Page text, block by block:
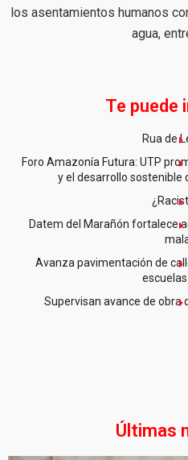
los asentamientos humanos
agua,
Te puede
Rua de
Foro Amazonía Futura: UTP
y el desarrollo sostenible
Datem del Marañón fortalece
Avanza pavimentación de
Supervisan avance de obra
Últimas